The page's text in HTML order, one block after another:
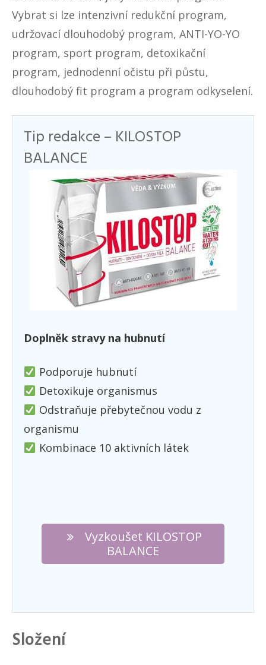
Vybrat si lze intenzivní redukční program,
udržovací dlouhodobý program, ANTI-YO-YO
program, sport program, detoxikační
program, jednodenní očistu při půstu,
dlouhodobý fit program a program odkyselení.
Tip redakce – KILOSTOP
BALANCE
Doplněk stravy na hubnutí
Podporuje hubnutí
Detoxikuje organismus
Odstraňuje přebytečnou vodu z
organismu
Kombinace 10 aktivních látek
Vyzkoušet KILOSTOP
BALANCE
Složení